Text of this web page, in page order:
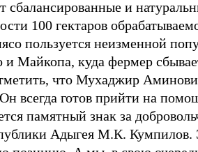
сбалансированные и
100 гектаров
пользуется неизменной
и Майкопа, куда фермер
что Мухаджир
всегда готов прийти на
памятный знак за
Адыгея М.К. Кумпилов.